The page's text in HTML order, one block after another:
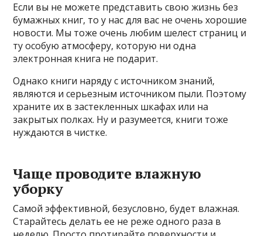
Если вы не можете представить свою жизнь без
бумажных книг, то у нас для вас не очень хорошие
новости. Мы тоже очень любим шелест страниц и
ту особую атмосферу, которую ни одна
электронная книга не подарит.
Однако книги наряду с источником знаний,
являются и серьезным источником пыли. Поэтому
храните их в застекленных шкафах или на
закрытых полках. Ну и разумеется, книги тоже
нуждаются в чистке.
Чаще проводите влажную
уборку
Самой эффективной, безусловно, будет влажная.
Старайтесь делать ее не реже одного раза в